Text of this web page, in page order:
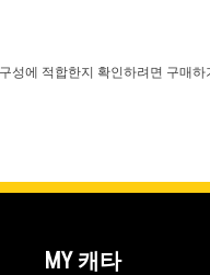
에 적합한지 확인하려면 구매
MY 캐타